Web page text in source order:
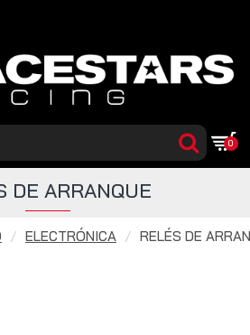
0
ELECTRÓNICA RELÉS DE
DE ARRANQUE